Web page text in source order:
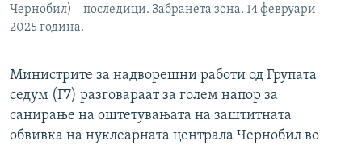
Чернобил) – последици. Забранета зона. 14 февруари
2025 година.
Министрите за надворешни работи од Групата
седум (Г7) разговараат за голем напор за
санирање на оштетувањата на заштитната
обвивка на нуклеарната централа Чернобил во